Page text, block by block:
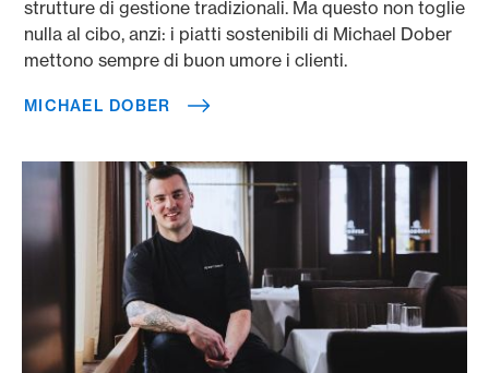
strutture di gestione tradizionali. Ma questo non toglie
nulla al cibo, anzi: i piatti sostenibili di Michael Dober
mettono sempre di buon umore i clienti.
MICHAEL DOBER